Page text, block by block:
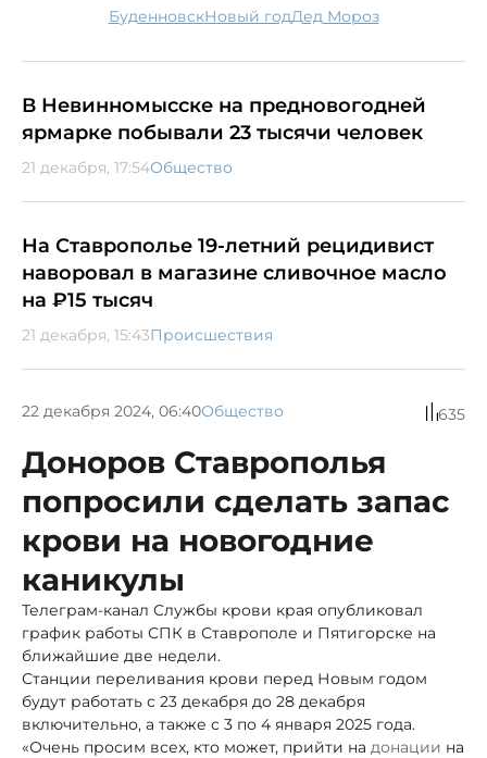
Буденновск новый год Дед Мороз
В Невинномысске на предновогодней
ярмарке побывали 23 тысячи человек
21 декабря, 17:54Общество
На Ставрополье 19-летний рецидивист
наворовал в магазине сливочное масло
на ₽15 тысяч
21 декабря, 15:43Происшествия
22 декабря 2024, 06:40Общество 635
Доноров Ставрополья
попросили сделать запас
крови на новогодние
каникулы
Телеграм-канал Службы крови края опубликовал
график работы СПК в Ставрополе и Пятигорске на
ближайшие две недели.
Станции переливания крови перед Новым годом
будут работать с 23 декабря до 28 декабря
включительно, а также с 3 по 4 января 2025 года.
«Очень просим всех, кто может, прийти на донации на